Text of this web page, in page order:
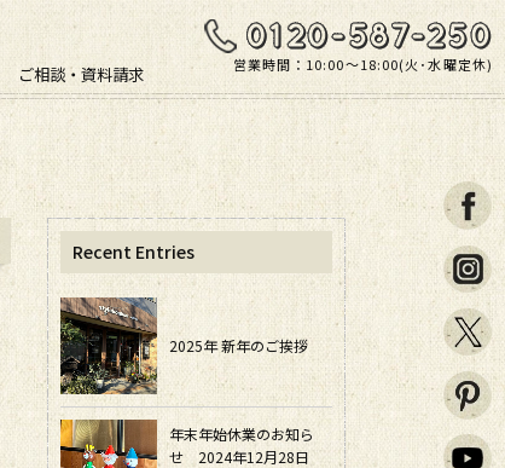
ご相談・資料請求 営業時間：10:00〜18:00(火･水曜定休)
Recent Entries
2025年 新年のご挨拶
年末年始休業のお知ら
せ 2024年12月28日